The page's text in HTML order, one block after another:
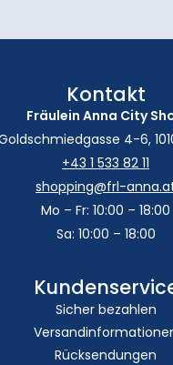
Kontakt
Fräulein Anna City
4-6,
+43 1 533 82 11
shopping@frl-
Mo – Fr: 10:00 – 18:00
Sa: 10:00 – 18:00
Sicher bezahlen
Rücksendungen